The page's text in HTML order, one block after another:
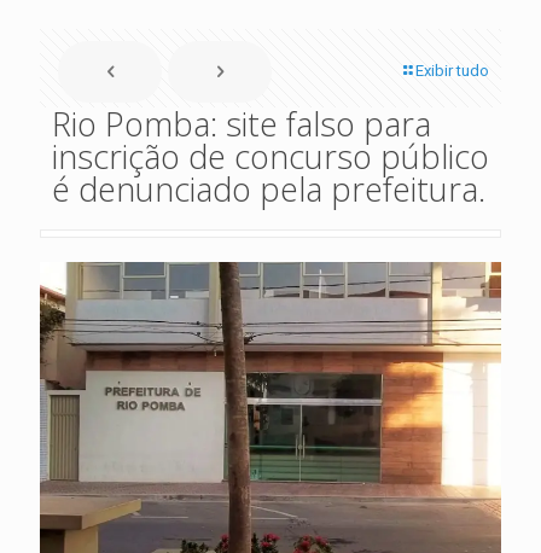
Exibir tudo
Rio Pomba: site falso para
inscrição de concurso público
é denunciado pela prefeitura.